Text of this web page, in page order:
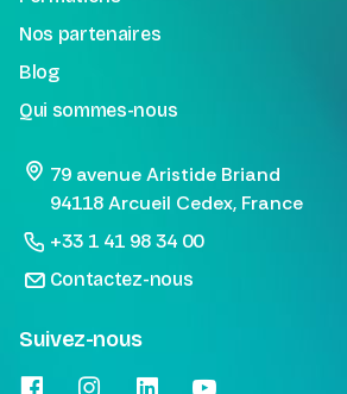
Nos partenaires
Blog
Qui sommes-nous
79 avenue Aristide Briand
94118 Arcueil Cedex, France
+33 1 41 98 34 00
Contactez-nous
Suivez-nous